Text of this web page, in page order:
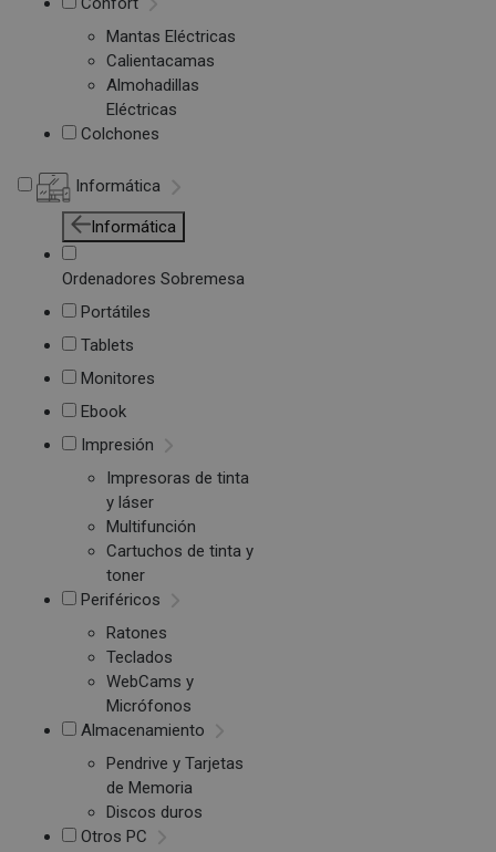
Mantas Eléctricas
Calientacamas
Almohadillas
Eléctricas
Colchones
Informática
Informática
Ordenadores Sobremesa
Portátiles
Tablets
Monitores
Ebook
Impresión
Impresoras de tinta
y láser
Multifunción
Cartuchos de tinta y
toner
Periféricos
Ratones
Teclados
WebCams y
Micrófonos
Almacenamiento
Pendrive y Tarjetas
de Memoria
Discos duros
Otros PC